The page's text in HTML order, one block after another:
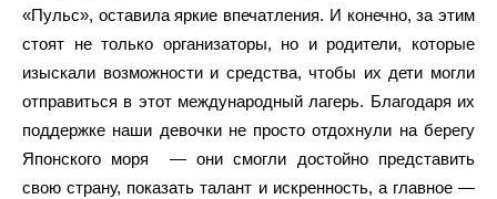
«Пульс», оставила яркие впечатления. И конечно, за этим
стоят не только организаторы, но и родители, которые
изыскали возможности и средства, чтобы их дети могли
отправиться в этот международный лагерь. Благодаря их
поддержке наши девочки не просто отдохнули на берегу
Японского моря — они смогли достойно представить
свою страну, показать талант и искренность, а главное —